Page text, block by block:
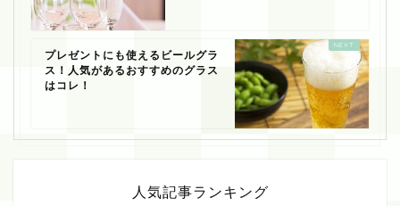
プレゼントにも使えるビールグラ
ス！人気があるおすすめのグラス
はコレ！
人気記事ランキング